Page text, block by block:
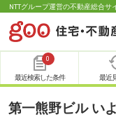
NTTグループ運営の不動産総合サ
0
最近検索した条件 最近
第一熊野ビル い